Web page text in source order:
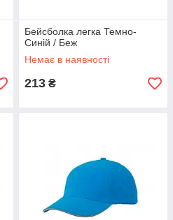
Бейсболка легка Темно-
Синій / Беж
Немає в наявності
213 ₴